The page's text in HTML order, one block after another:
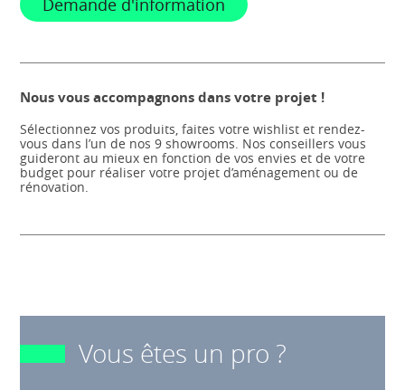
Demande d'information
Nous vous accompagnons dans votre projet !
Sélectionnez vos produits, faites votre wishlist et rendez-
vous dans l’un de nos 9 showrooms. Nos conseillers vous
guideront au mieux en fonction de vos envies et de votre
budget pour réaliser votre projet d’aménagement ou de
rénovation.
Vous êtes un pro ?